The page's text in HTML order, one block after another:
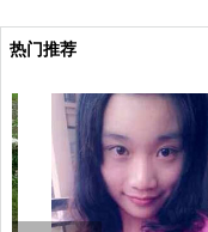
热门推荐